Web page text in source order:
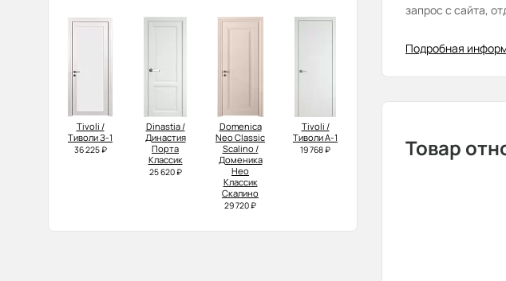
Tivoli /
Тиволи З-1
36 225 ₽
Dinastia /
Династия
Порта
Классик
25 620 ₽
Domenica
Neo Classic
Scalino /
Доменика
Нео
Классик
Скалино
29 720 ₽
Tivoli /
Тиволи А-1
19 768 ₽
запрос с сайта,
Подробная
Товар